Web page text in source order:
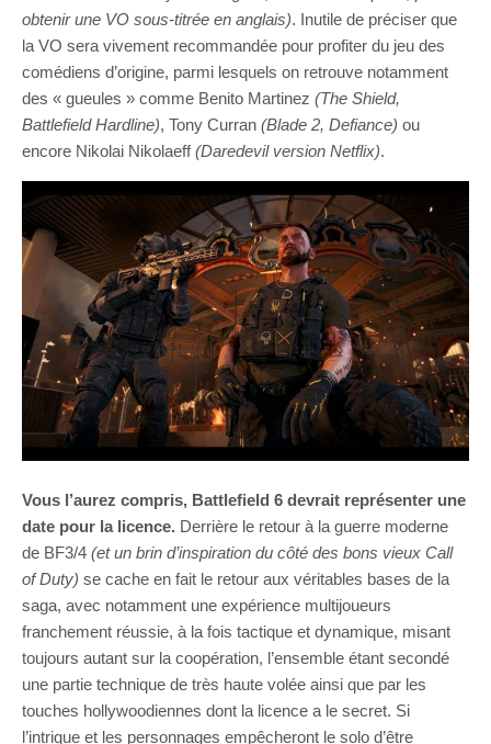
obtenir une VO sous-titrée en anglais). Inutile de préciser que
la VO sera vivement recommandée pour profiter du jeu des
comédiens d’origine, parmi lesquels on retrouve notamment
des « gueules » comme Benito Martinez (The Shield,
Battlefield Hardline), Tony Curran (Blade 2, Defiance) ou
encore Nikolai Nikolaeff(Daredevil version Netflix).
Vous l’aurez compris, Battlefield 6 devrait représenter une
date pour la licence. Derrière le retour à la guerre moderne
de BF3/4 (et un brin d’inspiration du côté des bons vieux Call
of Duty) se cache en fait le retour aux véritables bases de la
saga, avec notamment une expérience multijoueurs
franchement réussie, à la fois tactique et dynamique, misant
toujours autant sur la coopération, l’ensemble étant secondé
une partie technique de très haute volée ainsi que par les
touches hollywoodiennes dont la licence a le secret. Si
l’intrigue et les personnages empêcheront le solo d’être